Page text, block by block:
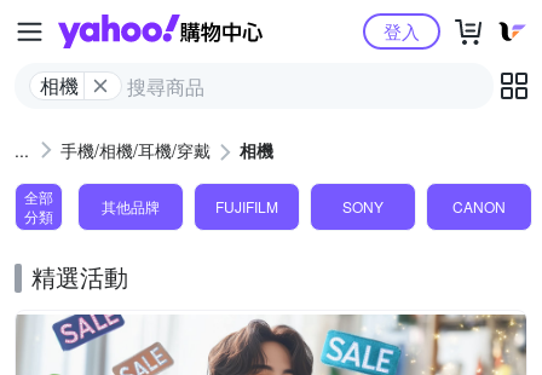
Yahoo購物中心
相機
登入
手機/相機/耳機/穿戴 相機
全部
分類
其他品牌 FUJIFILM SONY CANON
精選活動